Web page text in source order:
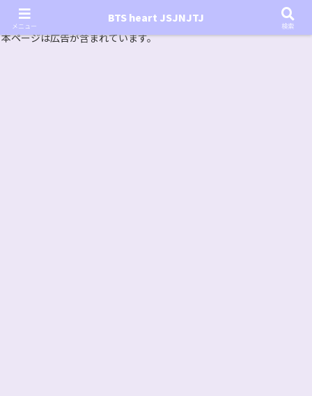
『In the SOOP BTS ver.』シーズン2放送決定！いつから始まる？インザスープの放送開始日・視聴
方法は？【In the SOOP BTS ver. Season 2】
本ページは広告が含まれています。
メニュー
BTS heart JSJNJTJ
検索